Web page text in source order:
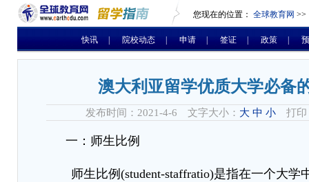
您现在的位置： 全球教育网 >>
快讯 院校动态 申请 签证 政策
澳大利亚留学优质大学必备
发布时间：2021-4-6 文字大小： 大 中 小 打印
一：师生比例
师生比例 (student-staffratio)是指在一个大学